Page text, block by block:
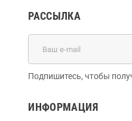
РАССЫЛКА
Подпишитесь, чтобы
ИНФОРМАЦИЯ